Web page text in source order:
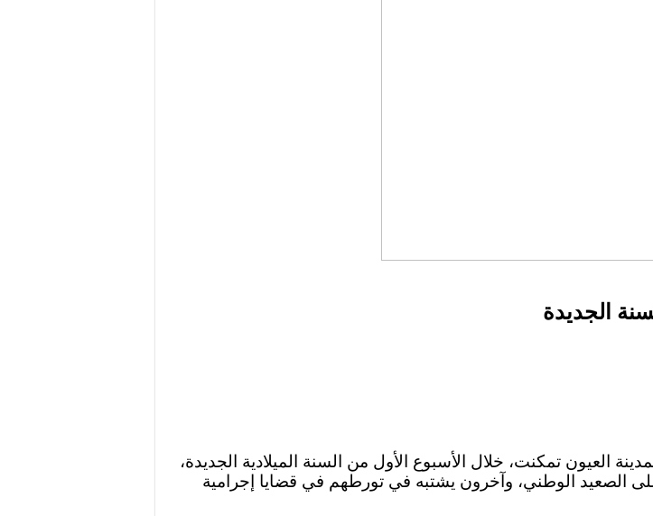
الجديدة
العيون تمكنت، خلال الأسبوع الأول من السنة الميلادية الجديدة،
عنهم على الصعيد الوطني، وآخرون يشتبه في تورطهم في قضايا إجرامية